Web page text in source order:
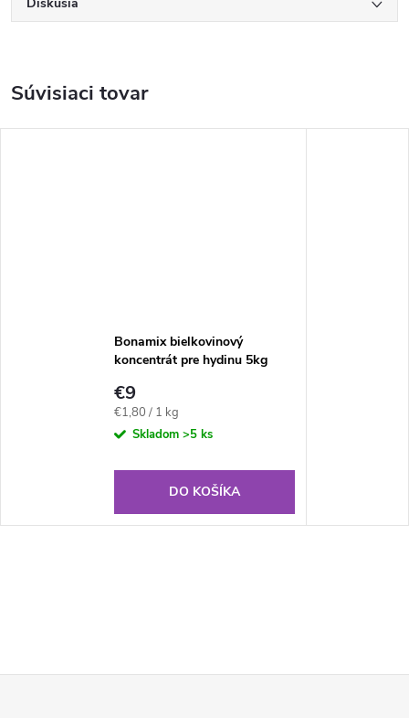
Súvisiaci tovar
Bonamix bielkovinový
koncentrát pre hydinu 5kg
€9
Jednotková
cena:
€1,80 / 1 kg
Skladom >5 ks
DO KOŠÍKA